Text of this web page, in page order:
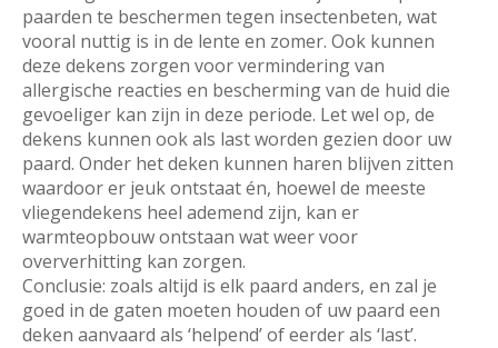
paarden te beschermen tegen insectenbeten, wat
vooral nuttig is in de lente en zomer. Ook kunnen
deze dekens zorgen voor vermindering van
allergische reacties en bescherming van de huid die
gevoeliger kan zijn in deze periode. Let wel op, de
dekens kunnen ook als last worden gezien door uw
paard. Onder het deken kunnen haren blijven zitten
waardoor er jeuk ontstaat én, hoewel de meeste
vliegendekens heel ademend zijn, kan er
warmteopbouw ontstaan wat weer voor
oververhitting kan zorgen.
Conclusie: zoals altijd is elk paard anders, en zal je
goed in de gaten moeten houden of uw paard een
deken aanvaard als ‘helpend’ of eerder als ‘last’.